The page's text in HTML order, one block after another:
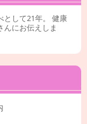
として21年。 健康
んにお伝えしま